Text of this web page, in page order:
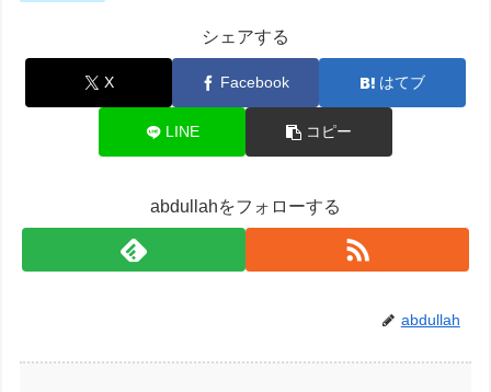
シェアする
X Facebook はてブ
LINE コピー
abdullahをフォローする
abdullah